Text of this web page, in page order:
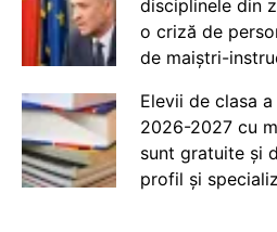
disciplinele din
o criză de
de maiștri-
Elevii de clasa
2026-2027 cu
sunt gratuite și
profil și